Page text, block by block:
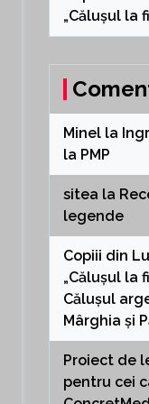
„Călușul la
Minella
la PMP
sitea la
legende
Copiii din
„Călușul la
Călușul
Mârghia și
Proiect de
pentru cei